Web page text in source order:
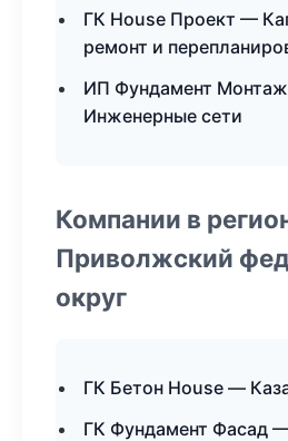
ГК House Проект —
ремонт и
ИП Фундамент
Инженерные сети
Компании в
Приволжский
округ
ГК Бетон House —
ГК Фундамент Фасад